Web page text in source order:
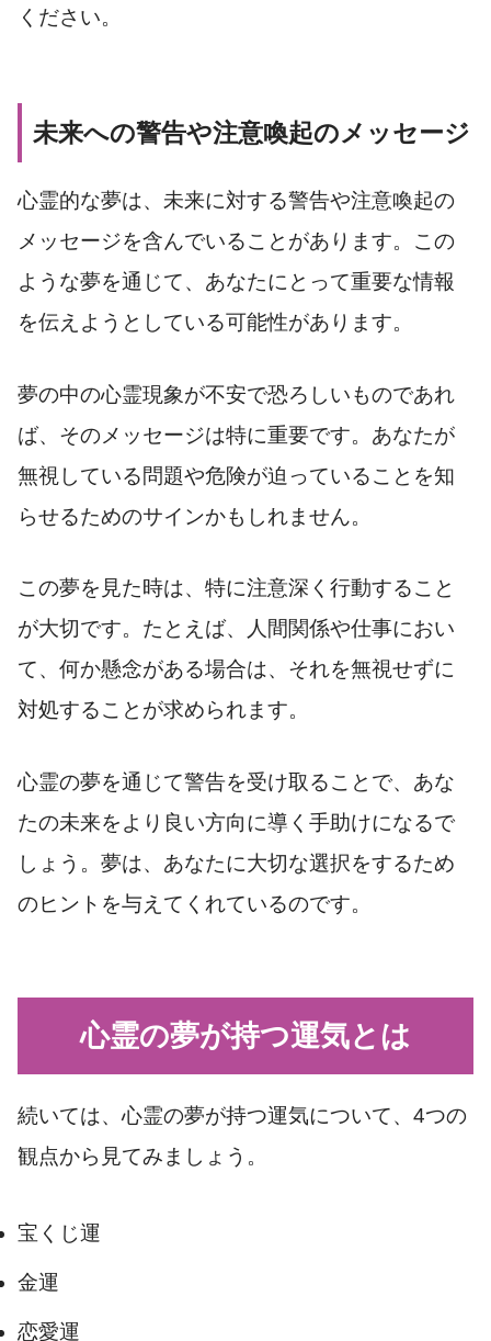
ください。
未来への警告や注意喚起のメッセージ
心霊的な夢は、未来に対する警告や注意喚起の
メッセージを含んでいることがあります。この
ような夢を通じて、あなたにとって重要な情報
を伝えようとしている可能性があります。
夢の中の心霊現象が不安で恐ろしいものであれ
ば、そのメッセージは特に重要です。あなたが
無視している問題や危険が迫っていることを知
らせるためのサインかもしれません。
この夢を見た時は、特に注意深く行動すること
が大切です。たとえば、人間関係や仕事におい
て、何か懸念がある場合は、それを無視せずに
対処することが求められます。
心霊の夢を通じて警告を受け取ることで、あな
たの未来をより良い方向に導く手助けになるで
しょう。夢は、あなたに大切な選択をするため
のヒントを与えてくれているのです。
心霊の夢が持つ運気とは
続いては、心霊の夢が持つ運気について、4つの
観点から見てみましょう。
宝くじ運
金運
恋愛運